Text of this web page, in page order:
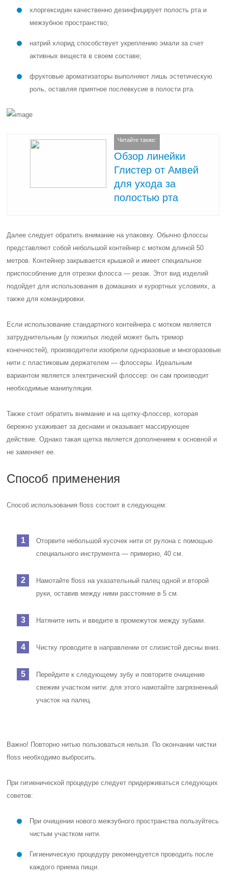
хлоргексидин качественно дезинфицирует полость рта и
межзубное пространство;
натрий хлорид способствует укреплению эмали за счет
активных веществ в своем составе;
фруктовые ароматизаторы выполняют лишь эстетическую
роль, оставляя приятное послевкусие в полости рта.
Читайте также:
Обзор линейки
Глистер от Амвей
для ухода за
полостью рта
Далее следует обратить внимание на упаковку. Обычно флоссы
представляют собой небольшой контейнер с мотком длиной 50
метров. Контейнер закрывается крышкой и имеет специальное
приспособление для отрезки флосса — резак. Этот вид изделий
подойдет для использования в домашних и курортных условиях, а
также для командировки.
Если использование стандартного контейнера с мотком является
затруднительным (у пожилых людей может быть тремор
конечностей), производители изобрели одноразовые и многоразовые
нити с пластиковым держателем — флоссеры. Идеальным
вариантом является электрический флоссер: он сам производит
необходимые манипуляции.
Также стоит обратить внимание и на щетку-флоссер, которая
бережно ухаживает за деснами и оказывает массирующее
действие. Однако такая щетка является дополнением к основной и
не заменяет ее.
Способ применения
Способ использования floss состоит в следующем:
Оторвите небольшой кусочек нити от рулона с помощью
специального инструмента — примерно, 40 см.
Намотайте floss на указательный палец одной и второй
руки, оставив между ними расстояние в 5 см.
Натяните нить и введите в промежуток между зубами.
Чистку проводите в направлении от слизистой десны вниз.
Перейдите к следующему зубу и повторите очищение
свежим участком нити: для этого намотайте загрязненный
участок на палец.
Важно! Повторно нитью пользоваться нельзя. По окончании чистки
floss необходимо выбросить.
При гигиенической процедуре следует придерживаться следующих
советов:
При очищении нового межзубного пространства пользуйтесь
чистым участком нити.
Гигиеническую процедуру рекомендуется проводить после
каждого приема пищи.